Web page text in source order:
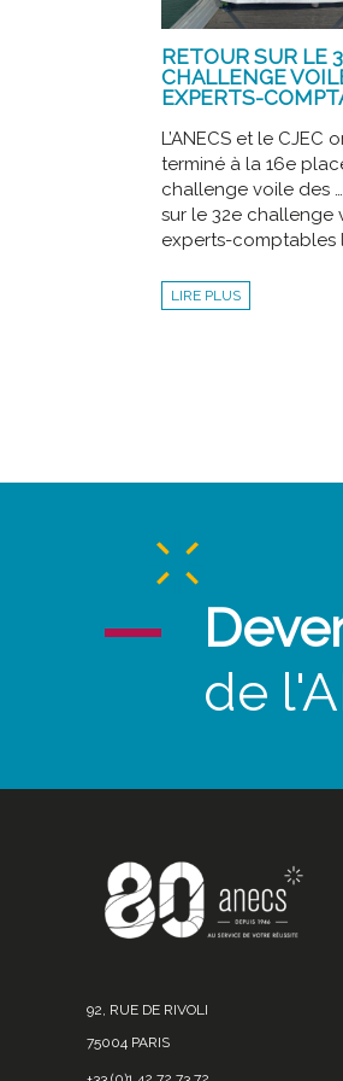
RETOUR SUR LE
CHALLENGE
EXPERTS-
L’ANECS et le CJEC
terminé à la 16e
challenge voile des
sur le 32e challenge
experts-comptables
LIRE PLUS
de
92, RUE DE RIVOLI
75004 PARIS